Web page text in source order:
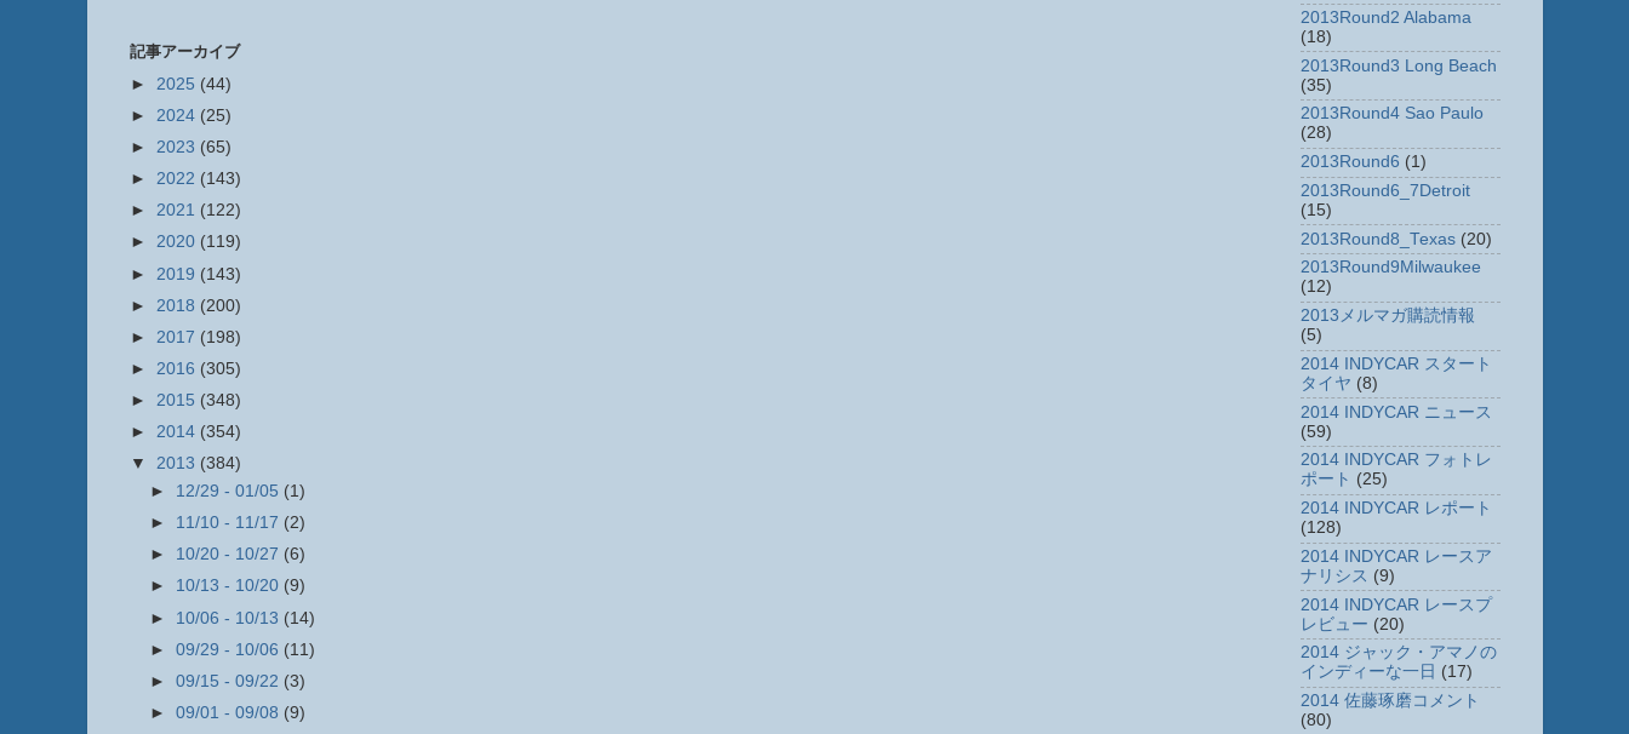
記事アーカイブ
► 2025 (44)
► 2024 (25)
► 2023 (65)
► 2022 (143)
► 2021 (122)
► 2020 (119)
► 2019 (143)
► 2018 (200)
► 2017 (198)
► 2016 (305)
► 2015 (348)
► 2014 (354)
▼ 2013 (384)
► 12/29 - 01/05 (1)
► 11/10 - 11/17 (2)
► 10/20 - 10/27 (6)
► 10/13 - 10/20 (9)
► 10/06 - 10/13 (14)
► 09/29 - 10/06 (11)
► 09/15 - 09/22 (3)
► 09/01 - 09/08 (9)
2013Round2 Alabama
(18)
2013Round3 Long Beach
(35)
2013Round4 Sao Paulo
(28)
2013Round6 (1)
2013Round6_7Detroit
(15)
2013Round8_Texas (20)
2013Round9Milwaukee
(12)
2013メルマガ購読情報
(5)
2014 INDYCAR スタート
タイヤ (8)
2014 INDYCAR ニュース
(59)
2014 INDYCAR フォトレ
ポート (25)
2014 INDYCAR レポート
(128)
2014 INDYCAR レースア
ナリシス (9)
2014 INDYCAR レースプ
レビュー (20)
2014 ジャック・アマノの
インディーな一日 (17)
2014 佐藤琢磨コメント
(80)